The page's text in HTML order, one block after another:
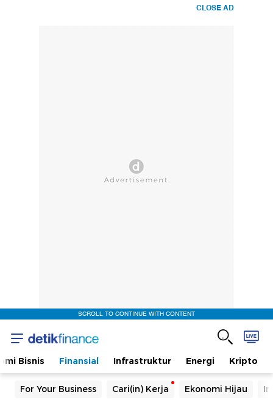
CLOSE AD
SCROLL TO CONTINUE WITH CONTENT
Bisnis Finansial Infrastruktur Energi Kripto
For Your Business Cari(in) Kerja Ekonomi Hijau